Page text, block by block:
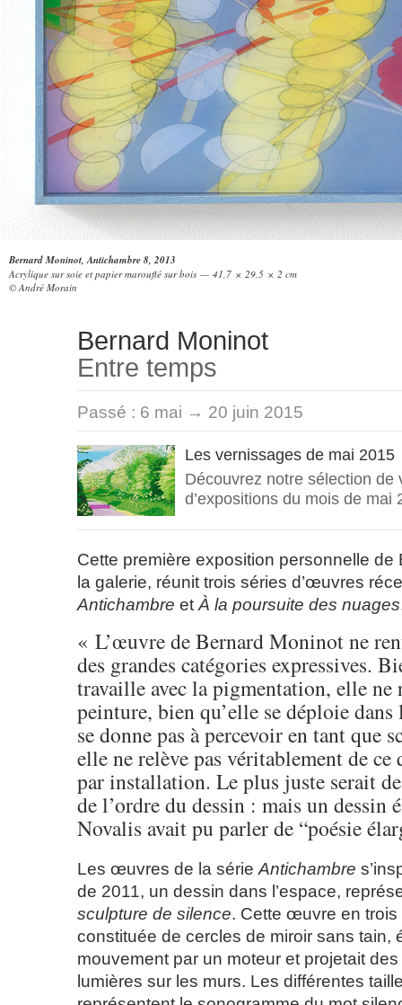
Bernard Moninot, Antichambre 8, 2013
Acrylique sur soie et papier marouflé sur bois — 41,7 × 29,5 × 2 cm
© André Morain
Bernard Moninot
Entre temps
Passé : 6 mai → 20 juin 2015
Les vernissages de mai 2015
Découvrez notre sélection de
d’expositions du mois de mai
Cette première exposition personnelle de
la galerie, réunit trois séries d’œuvres
Antichambre et À la poursuite des nuages
« L’œuvre de Bernard Moninot ne
des grandes catégories expressives.
travaille avec la pigmentation, elle ne
peinture, bien qu’elle se déploie dans
se donne pas à percevoir en tant que
elle ne relève pas véritablement de ce
par installation. Le plus juste serait
de l’ordre du dessin : mais un dessin
Novalis avait pu parler de “poésie
Les œuvres de la série Antichambre
de 2011, un dessin dans l’espace,
sculpture de silence. Cette œuvre en trois
constituée de cercles de miroir sans tain,
mouvement par un moteur et projetait
lumières sur les murs. Les différentes